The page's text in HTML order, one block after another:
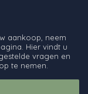
aankoop, neem
Hier vindt u
vragen en
te nemen.